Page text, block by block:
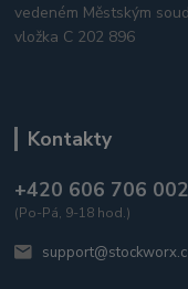
vedeném Městským
vložka C 202 896
Kontakty
+420 606 706 002
(Po-Pá, 9-18 hod.)